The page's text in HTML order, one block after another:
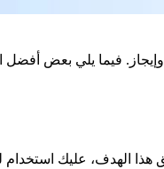
فيما يلي بعض أفضل
هذا الهدف، عليك